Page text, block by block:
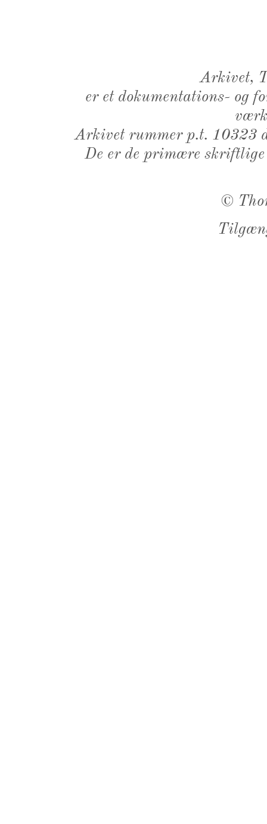
Arkivet,
er et dokumentations- og
Arkivet rummer p.t. 10323
De er de primære
©